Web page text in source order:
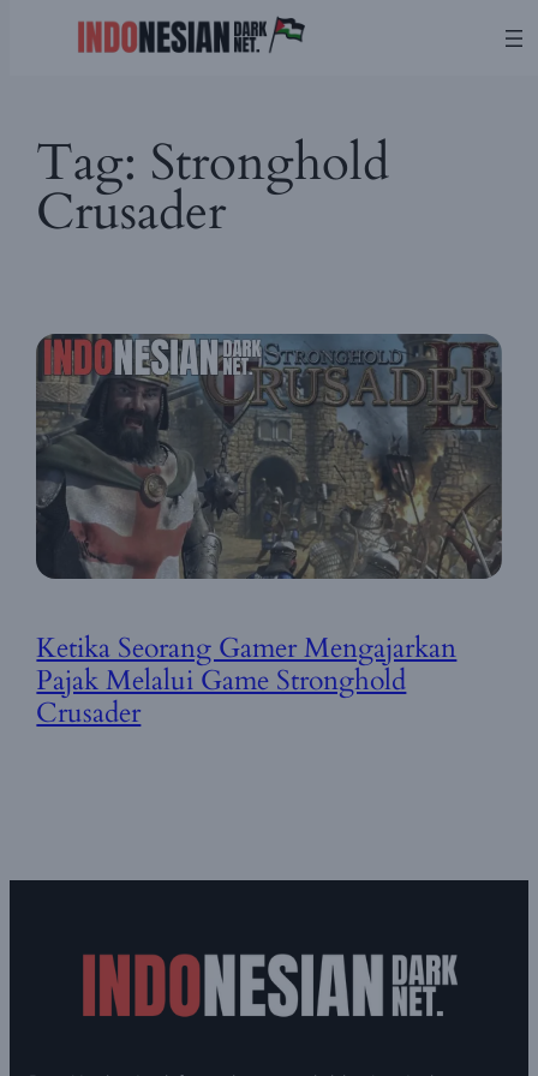
content
Tag: Stronghold
Crusader
Ketika Seorang Gamer Mengajarkan
Pajak Melalui Game Stronghold
Crusader